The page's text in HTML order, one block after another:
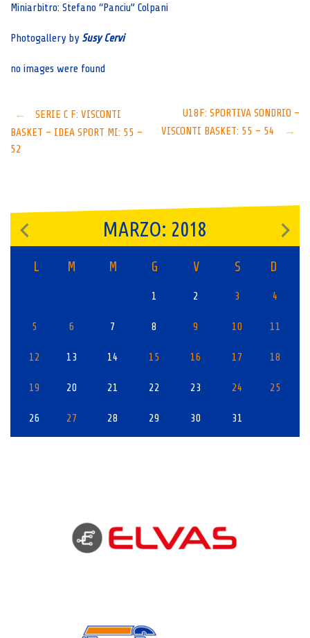
Miniarbitro: Stefano “Panciu” Colpani
Photogallery by Susy Cervi
no images were found
Post
navigation
←
SERIE C F: VISCONTI
BASKET – IDEA SPORT MI: 55 –
52
U18F: SPORTIVA SONDRIO –
VISCONTI BASKET: 55 – 54
→
MARZO: 2018
L M M G V S D
1 2 3 4
5 6 7 8 9 10 11
12 13 14 15 16 17 18
19 20 21 22 23 24 25
26 27 28 29 30 31